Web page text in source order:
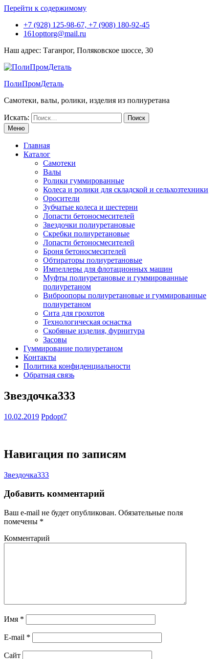
Перейти к содержимому
+7 (928) 125-98-67, +7 (908) 180-92-45
161opttorg@mail.ru
Наш адрес: Таганрог, Поляковское шоссе, 30
ПолиПромДеталь
Самотеки, валы, ролики, изделия из полиуретана
Искать:
Меню
Главная
Каталог
Самотеки
Валы
Ролики гуммированные
Колеса и ролики для складской и сельхозтехники
Оросители
Зубчатые колеса и шестерни
Лопасти бетоносмесителей
Звездочки полиуретановые
Скребки полиуретановые
Лопасти бетоносмесителей
Броня бетоносмесителей
Обтираторы полиуретановые
Импеллеры для флотационных машин
Муфты полиуретановые и гуммированные
полиуретаном
Виброопоры полиуретановые и гуммированные
полиуретаном
Сита для грохотов
Технологическая оснастка
Скобяные изделия, фурнитура
Засовы
Гуммирование полиуретаном
Контакты
Политика конфиденциальности
Обратная связь
Звездочка333
10.02.2019 Ppdopt7
Навигация по записям
Звездочка333
Добавить комментарий
Ваш e-mail не будет опубликован. Обязательные поля
помечены *
Комментарий
Имя *
E-mail *
Сайт